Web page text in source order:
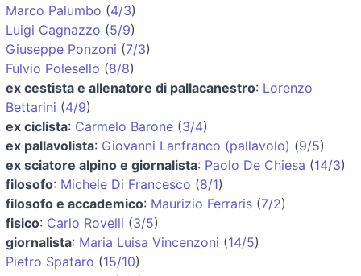
Marco Palumbo (4/3)
Luigi Cagnazzo (5/9)
Giuseppe Ponzoni (7/3)
Fulvio Polesello (8/8)
ex cestista e allenatore di pallacanestro: Lorenzo
Bettarini (4/9)
ex ciclista: Carmelo Barone (3/4)
ex pallavolista: Giovanni Lanfranco (pallavolo) (9/5)
ex sciatore alpino e giornalista: Paolo De Chiesa (14/3)
filosofo: Michele Di Francesco (8/1)
filosofo e accademico: Maurizio Ferraris (7/2)
fisico: Carlo Rovelli (3/5)
giornalista: Maria Luisa Vincenzoni (14/5)
Pietro Spataro (15/10)